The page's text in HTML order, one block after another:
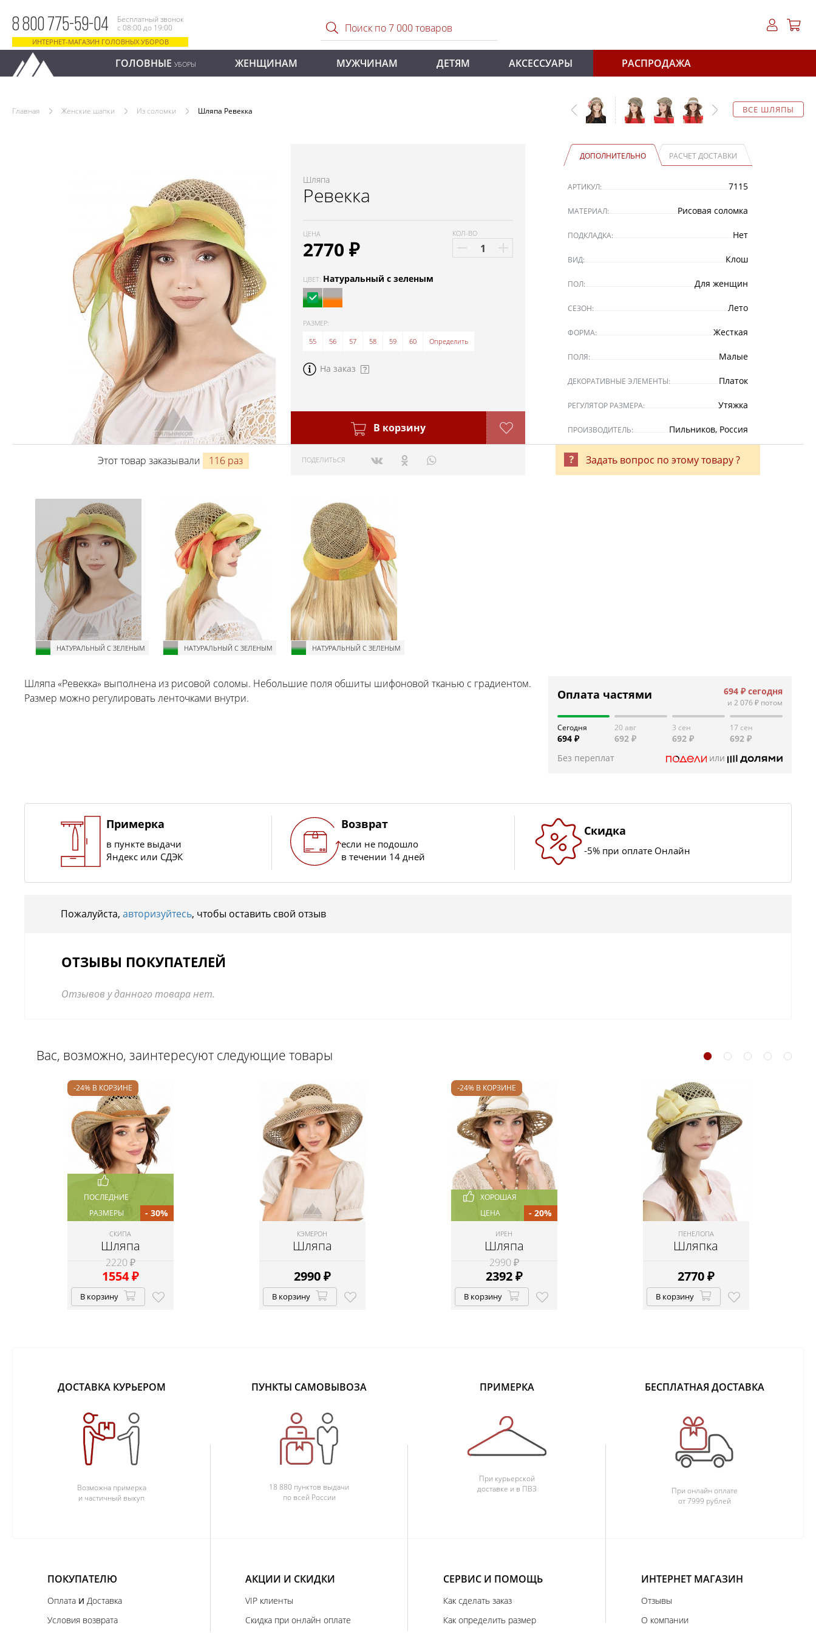
8 800 775-59-04
Бесплатный звонок
с 08:00 до 19:00
ИНТЕРНЕТ-МАГАЗИН ГОЛОВНЫХ УБОРОВ
ГОЛОВНЫЕ УБОРЫ ЖЕНЩИНАМ МУЖЧИНАМ ДЕТЯМ АКСЕССУАРЫ РАСПРОДАЖА
ВСЕ ШЛЯПЫ
Главная Женские шапки Из соломки Шляпа Ревекка
Шляпа
Ревекка
ЦЕНА
2770 ₽
КОЛ-ВО
ЦВЕТ: Натуральный с зеленым
РАЗМЕР:
55
56 57 58 59 60 Определить
На заказ
В корзину
ПОДЕЛИТЬСЯ
ДОПОЛНИТЕЛЬНО РАСЧЕТ ДОСТАВКИ
АРТИКУЛ: 7115
МАТЕРИАЛ: Рисовая соломка
ПОДКЛАДКА: Нет
ВИД: Клош
ПОЛ: Для женщин
СЕЗОН: Лето
ФОРМА: Жесткая
ПОЛЯ: Малые
ДЕКОРАТИВНЫЕ ЭЛЕМЕНТЫ: Платок
РЕГУЛЯТОР РАЗМЕРА: Утяжка
ПРОИЗВОДИТЕЛЬ: Пильников, Россия
Этот товар заказывали 116 раз Задать вопрос по этому товару ?
НАТУРАЛЬНЫЙ С ЗЕЛЕНЫМ НАТУРАЛЬНЫЙ С ЗЕЛЕНЫМ НАТУРАЛЬНЫЙ С ЗЕЛЕНЫМ
Шляпа «Ревекка» выполнена из рисовой соломы. Небольшие поля обшиты шифоновой тканью с градиентом.
Размер можно регулировать ленточками внутри.
Оплата частями 694 ₽сегодня
и 2 076 ₽потом
Сегодня
694 ₽
20 авг
692 ₽
3 сен
692 ₽
17 сен
692 ₽
Без переплат
или
Примерка
в пункте выдачи
Яндекс или СДЭК
Возврат
если не подошло
в течении 14 дней
Скидка
-5% при оплате Онлайн
Пожалуйста, авторизуйтесь, чтобы оставить свой отзыв
ОТЗЫВЫ ПОКУПАТЕЛЕЙ
Отзывов у данного товара нет.
Вас, возможно, заинтересуют следующие товары
-24% В КОРЗИНЕ
ПОСЛЕДНИЕ
РАЗМЕРЫ
СКИПА
Шляпа
2220 ₽
1554₽
- 30%
В корзину
КЭМЕРОН
Шляпа
2990₽
В корзину
-24% В КОРЗИНЕ
ХОРОШАЯ
ЦЕНА
ИРЕН
Шляпа
2990 ₽
2392₽
- 20%
В корзину
ПЕНЕЛОПА
Шляпка
2770₽
В корзину
ДОСТАВКА КУРЬЕРОМ
Возможна примерка
и частичный выкуп
ПУНКТЫ САМОВЫВОЗА
18 880 пунктов выдачи
по всей России
ПРИМЕРКА
При курьерской
доставке и в ПВЗ
БЕСПЛАТНАЯ ДОСТАВКА
При онлайн оплате
от 7999 рублей
ПОКУПАТЕЛЮ
Оплата и Доставка
Условия возврата
АКЦИИ И СКИДКИ
VIP клиенты
Скидка при онлайн оплате
СЕРВИС И ПОМОЩЬ
Как сделать заказ
Как определить размер
ИНТЕРНЕТ МАГАЗИН
Отзывы
О компании